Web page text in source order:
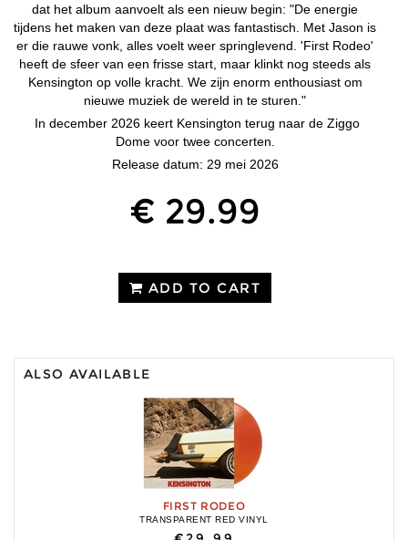
dat het album aanvoelt als een nieuw begin: "De energie
tijdens het maken van deze plaat was fantastisch. Met Jason is
er die rauwe vonk, alles voelt weer springlevend. 'First Rodeo'
heeft de sfeer van een frisse start, maar klinkt nog steeds als
Kensington op volle kracht. We zijn enorm enthousiast om
nieuwe muziek de wereld in te sturen."
In december 2026 keert Kensington terug naar de Ziggo
Dome voor twee concerten.
Release datum: 29 mei 2026
€ 29.99
ADD TO CART
ALSO AVAILABLE
FIRST RODEO
TRANSPARENT RED VINYL